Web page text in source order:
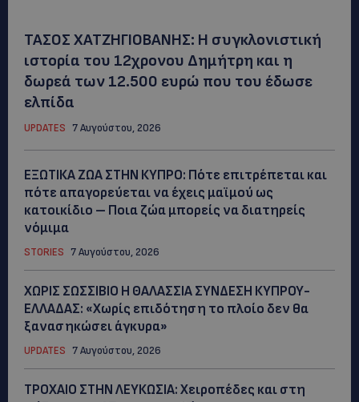
ΤΑΣΟΣ ΧΑΤΖΗΓΙΟΒΑΝΗΣ: Η συγκλονιστική
ιστορία του 12χρονου Δημήτρη και η
δωρεά των 12.500 ευρώ που του έδωσε
ελπίδα
UPDATES 7 Αυγούστου, 2026
ΕΞΩΤΙΚΑ ΖΩΑ ΣΤΗΝ ΚΥΠΡΟ: Πότε επιτρέπεται και
πότε απαγορεύεται να έχεις μαϊμού ως
κατοικίδιο – Ποια ζώα μπορείς να διατηρείς
νόμιμα
STORIES 7 Αυγούστου, 2026
ΧΩΡΙΣ ΣΩΣΣΙΒΙΟ Η ΘΑΛΑΣΣΙΑ ΣΥΝΔΕΣΗ ΚΥΠΡΟΥ-
ΕΛΛΑΔΑΣ: «Χωρίς επιδότηση το πλοίο δεν θα
ξανασηκώσει άγκυρα»
UPDATES 7 Αυγούστου, 2026
ΤΡΟΧΑΙΟ ΣΤΗΝ ΛΕΥΚΩΣΙΑ: Χειροπέδες και στη